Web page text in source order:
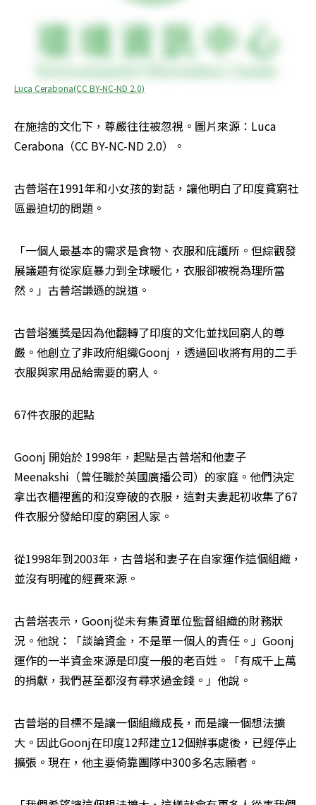
Luca Cerabona(CC BY-NC-ND 2.0)
在施捨的文化下，尊嚴往往被忽視。圖片來源：Luca
Cerabona（CC BY-NC-ND 2.0）。
古普塔在1991年和小女孩的對話，讓他明白了印度貧窮社
區最迫切的問題。
「一個人最基本的需求是食物、衣服和庇護所。但綜觀發
展議題有從家庭暴力到全球暖化，衣服卻被視為理所當
然。」古普塔謙遜的說道。
古普塔獲獎是因為他翻轉了印度的文化並找回窮人的尊
嚴。他創立了非政府組織Goonj ，透過回收將有用的二手
衣服與家用品給需要的窮人。
67件衣服的起點
Goonj 開始於 1998年，起點是古普塔和他妻子
Meenakshi（曾任職於英國廣播公司）的家庭。他們決定
拿出衣櫃裡舊的和沒穿破的衣服，這對夫妻起初收集了67
件衣服分發給印度的窮困人家。
從1998年到2003年，古普塔和妻子在自家運作這個組織，
並沒有明確的經費來源。
古普塔表示，Goonj從未有集資單位監督組織的財務狀
況。他說：「談論資金，不是單一個人的責任。」Goonj
運作的一半資金來源是印度一般的老百姓。「有成千上萬
的捐獻，我們甚至都沒有尋求過金錢。」他說。
古普塔的目標不是讓一個組織成長，而是讓一個想法擴
大。因此Goonj在印度12邦建立12個辦事處後，已經停止
擴張。現在，他主要倚靠團隊中300多名志願者。